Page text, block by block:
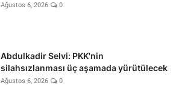
Ağustos 6, 2026 0
Abdulkadir Selvi: PKK'nin
silahsızlanması üç aşamada yürütülecek
Ağustos 6, 2026 0